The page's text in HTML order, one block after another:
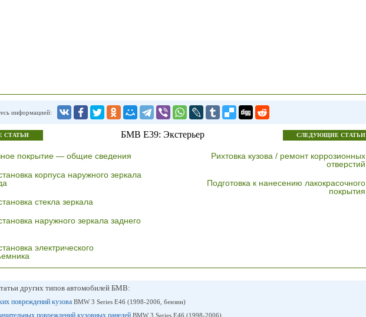
информацией:
СТАТЬИ БМВ E39: Экстерьер СЛЕДУЮЩИЕ СТАТЬИ
покрытие — общие сведения
корпуса наружного зеркала
стекла зеркала
наружного зеркала заднего
электрического
Рихтовка кузова / ремонт коррозионных
отверстий
Подготовка к нанесению лакокрасочного
покрытия
других типов автомобилей БМВ:
повреждений кузова BMW 3 Series E46 (1998-2006, бензин)
повреждений кузовных панелей BMW 3 Series E46 (1998-2006)